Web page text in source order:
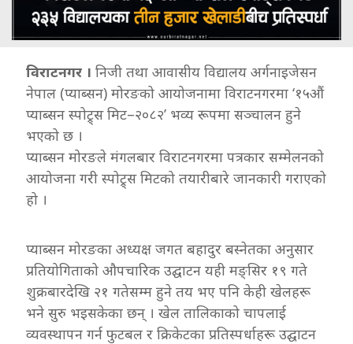
विराटनगर । निजी तथा आवासीय विद्यालय अर्गनाइजेसन
नेपाल (प्याब्सन) मोरङको आयोजनामा विराटनगरमा ‘१५औं
प्याब्सन स्पोट्र्स मिट–२०८२’ भव्य रूपमा सञ्चालन हुने
भएको छ ।
प्याब्सन मोरङले मंगलबार विराटनगरमा पत्रकार सम्मेलनको
आयोजना गरी स्पोट्र्स मिटको तयारीबारे जानकारी गराएको
हो ।
प्याब्सन मोरङका अध्यक्ष जगत बहादुर बस्नेतका अनुसार
प्रतियोगिताको औपचारिक उद्घाटन यही मङ्सिर १९ गते
शुक्रबारदेखि २१ गतेसम्म हुने तय भए पनि केही खेलहरू
भने सुरु भइसकेका छन् । खेल तालिकाको चापलाई
व्यवस्थापन गर्न फुटबल र क्रिकेटका प्रतिस्पर्धाहरू उद्घाटन